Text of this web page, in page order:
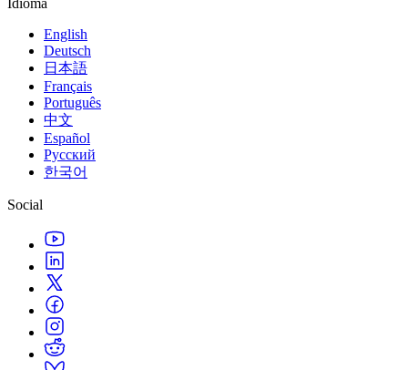
English
Deutsch
日本語
Français
Português
中文
Español
Русский
한국어
Social